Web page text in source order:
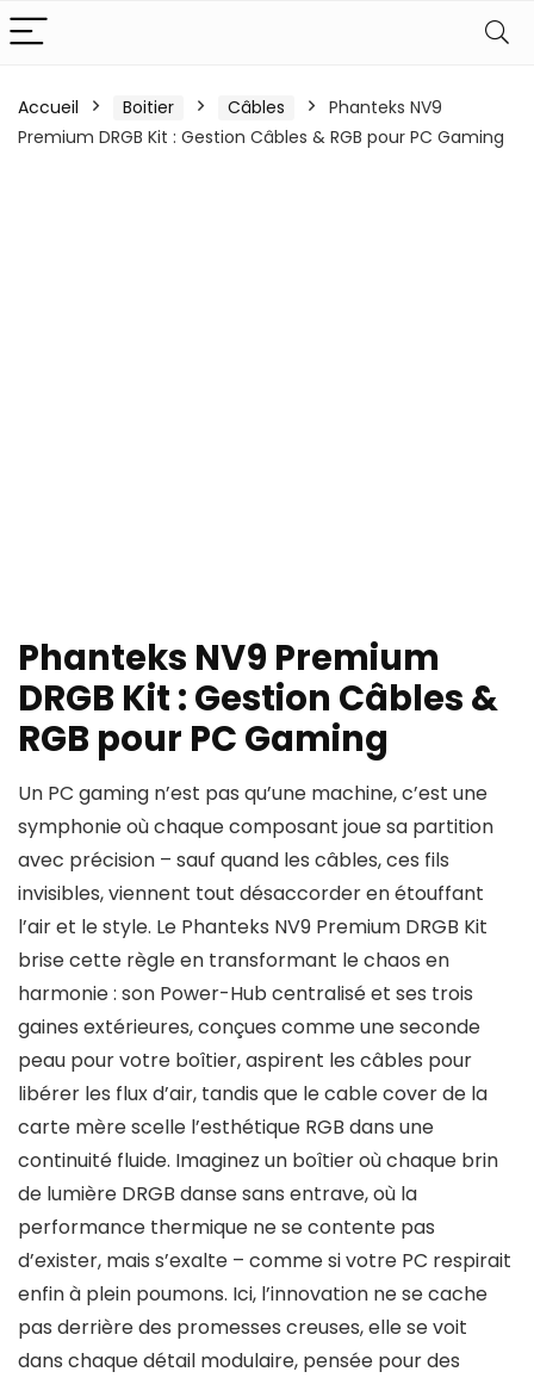
Accueil Boitier Câbles
Phanteks NV9
Premium DRGB Kit : Gestion Câbles & RGB pour PC Gaming
Phanteks NV9 Premium
DRGB Kit : Gestion Câbles &
RGB pour PC Gaming
Un PC gaming n’est pas qu’une machine, c’est une
symphonie où chaque composant joue sa partition
avec précision – sauf quand les câbles, ces fils
invisibles, viennent tout désaccorder en étouffant
l’air et le style. Le Phanteks NV9 Premium DRGB Kit
brise cette règle en transformant le chaos en
harmonie : son Power-Hub centralisé et ses trois
gaines extérieures, conçues comme une seconde
peau pour votre boîtier, aspirent les câbles pour
libérer les flux d’air, tandis que le cable cover de la
carte mère scelle l’esthétique RGB dans une
continuité fluide. Imaginez un boîtier où chaque brin
de lumière DRGB danse sans entrave, où la
performance thermique ne se contente pas
d’exister, mais s’exalte – comme si votre PC respirait
enfin à plein poumons. Ici, l’innovation ne se cache
pas derrière des promesses creuses, elle se voit
dans chaque détail modulaire, pensée pour des